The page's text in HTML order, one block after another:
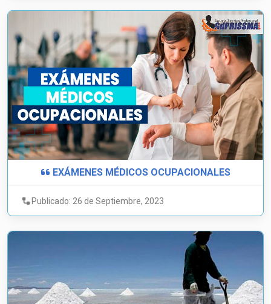
EXÁMENES MÉDICOS OCUPACIONALES
Publicado: 26 de Septiembre, 2023